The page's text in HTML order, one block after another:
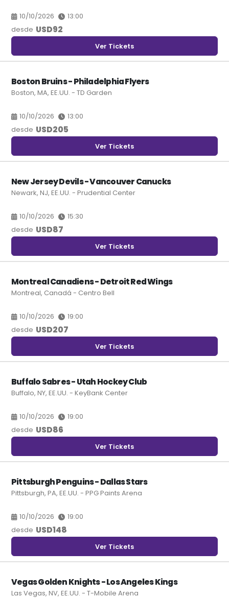
10/10/2026
13:00
desde USD92
Ver Tickets
Boston Bruins - Philadelphia Flyers
Boston, MA, EE.UU. - TD Garden
10/10/2026
13:00
desde USD205
Ver Tickets
New Jersey Devils - Vancouver Canucks
Newark, NJ, EE.UU. - Prudential Center
10/10/2026
15:30
desde USD87
Ver Tickets
Montreal Canadiens - Detroit Red Wings
Montreal, Canadá - Centro Bell
10/10/2026
19:00
desde USD207
Ver Tickets
Buffalo Sabres - Utah Hockey Club
Buffalo, NY, EE.UU. - KeyBank Center
10/10/2026
19:00
desde USD86
Ver Tickets
Pittsburgh Penguins - Dallas Stars
Pittsburgh, PA, EE.UU. - PPG Paints Arena
10/10/2026
19:00
desde USD148
Ver Tickets
Vegas Golden Knights - Los Angeles Kings
Las Vegas, NV, EE.UU. - T-Mobile Arena